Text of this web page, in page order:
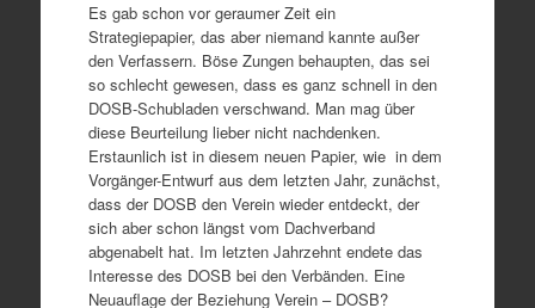
Es gab schon vor geraumer Zeit ein
Strategiepapier, das aber niemand kannte außer
den Verfassern. Böse Zungen behaupten, das sei
so schlecht gewesen, dass es ganz schnell in den
DOSB-Schubladen verschwand. Man mag über
diese Beurteilung lieber nicht nachdenken.
Erstaunlich ist in diesem neuen Papier, wie in dem
Vorgänger-Entwurf aus dem letzten Jahr, zunächst,
dass der DOSB den Verein wieder entdeckt, der
sich aber schon längst vom Dachverband
abgenabelt hat. Im letzten Jahrzehnt endete das
Interesse des DOSB bei den Verbänden. Eine
Neuauflage der Beziehung Verein – DOSB?